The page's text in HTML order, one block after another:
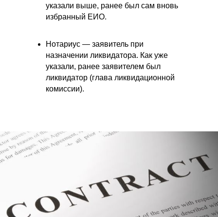
указали выше, ранее был сам вновь
избранный ЕИО.
Нотариус — заявитель при
назначении ликвидатора. Как уже
указали, ранее заявителем был
ликвидатор (глава ликвидационной
комиссии).